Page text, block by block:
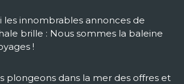
les innombrables annonces de
brille : Nous sommes la baleine
!
plongeons dans la mer des offres et